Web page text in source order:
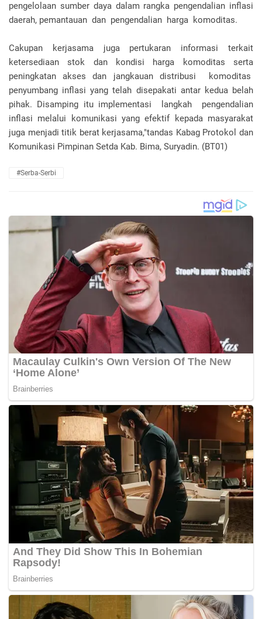
pengelolaan sumber daya dalam rangka pengendalian inflasi
daerah, pemantauan dan pengendalian harga komoditas.
Cakupan kerjasama juga pertukaran informasi terkait
ketersediaan stok dan kondisi harga komoditas serta
peningkatan akses dan jangkauan distribusi komoditas
penyumbang inflasi yang telah disepakati antar kedua belah
pihak. Disamping itu implementasi langkah pengendalian
inflasi melalui komunikasi yang efektif kepada masyarakat
juga menjadi titik berat kerjasama,"tandas Kabag Protokol dan
Komunikasi Pimpinan Setda Kab. Bima, Suryadin. (BT01)
#Serba-Serbi